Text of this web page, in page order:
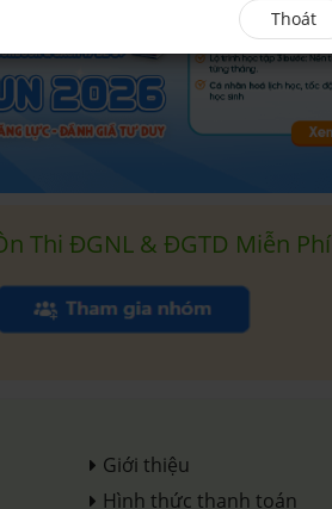
Thi ĐGNL & ĐGTD Miễn Phí
Giới thiệu
Hình thức thanh toán
Thoát